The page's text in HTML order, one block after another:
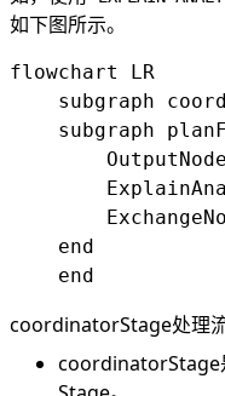
如下图所示。
flowchart LR
subgraph
subgraph
    end
coordinatorStage处理
coordinatorStage